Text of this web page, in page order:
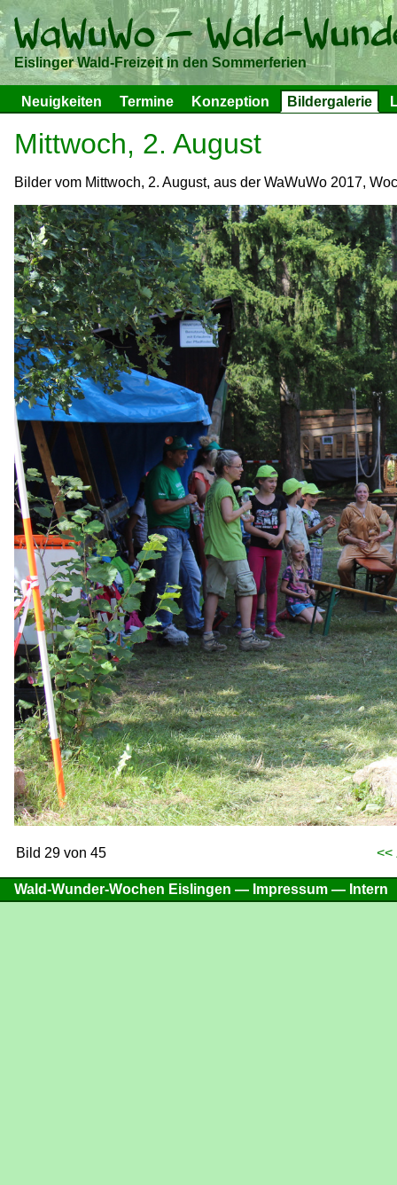
Eislinger Wald-Freizeit in den Sommerferien
Neuigkeiten Termine Konzeption Bildergalerie
Mittwoch, 2. August
Bilder vom Mittwoch, 2. August, aus der WaWuWo 2017,
Bild 29 von 45 <<
Wald-Wunder-Wochen Eislingen — Impressum — Intern